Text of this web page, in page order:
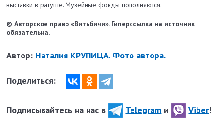
выставки в ратуше. Музейные фонды пополняются.
© Авторское право «Витьбичи». Гиперссылка на источник
обязательна.
Автор: Наталия КРУПИЦА. Фото автора.
Поделиться:
Подписывайтесь на нас в Telegram и Viber!